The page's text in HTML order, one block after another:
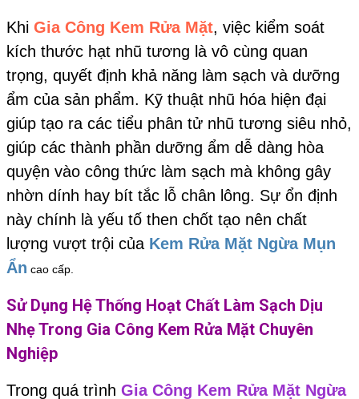
Khi Gia Công Kem Rửa Mặt, việc kiểm soát
kích thước hạt nhũ tương là vô cùng quan
trọng, quyết định khả năng làm sạch và dưỡng
ẩm của sản phẩm. Kỹ thuật nhũ hóa hiện đại
giúp tạo ra các tiểu phân tử nhũ tương siêu nhỏ,
giúp các thành phần dưỡng ẩm dễ dàng hòa
quyện vào công thức làm sạch mà không gây
nhờn dính hay bít tắc lỗ chân lông. Sự ổn định
này chính là yếu tố then chốt tạo nên chất
lượng vượt trội của Kem Rửa Mặt Ngừa Mụn
Ẩn cao cấp.
Sử Dụng Hệ Thống Hoạt Chất Làm Sạch Dịu
Nhẹ Trong Gia Công Kem Rửa Mặt Chuyên
Nghiệp
Trong quá trình Gia Công Kem Rửa Mặt Ngừa